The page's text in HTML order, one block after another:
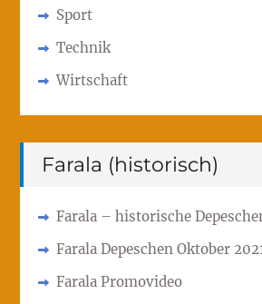
Sport
Technik
Wirtschaft
Farala (historisch)
Farala – historische
Farala Depeschen Oktober
Farala Promovideo